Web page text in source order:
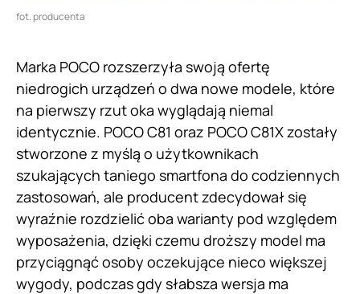
fot. producenta
Marka POCO rozszerzyła swoją ofertę
niedrogich urządzeń o dwa nowe modele, które
na pierwszy rzut oka wyglądają niemal
identycznie. POCO C81 oraz POCO C81X zostały
stworzone z myślą o użytkownikach
szukających taniego smartfona do codziennych
zastosowań, ale producent zdecydował się
wyraźnie rozdzielić oba warianty pod względem
wyposażenia, dzięki czemu droższy model ma
przyciągnąć osoby oczekujące nieco większej
wygody, podczas gdy słabsza wersja ma